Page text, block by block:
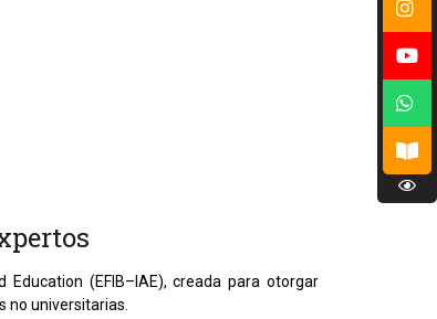
(EFIB–IAE), creada para otorgar
no universitarias.